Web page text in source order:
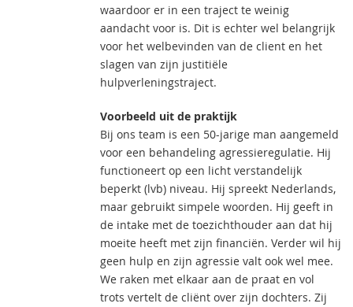
waardoor er in een traject te weinig
aandacht voor is. Dit is echter wel belangrijk
voor het welbevinden van de client en het
slagen van zijn justitiële
hulpverleningstraject.
Voorbeeld uit de praktijk
Bij ons team is een 50-jarige man aangemeld
voor een behandeling agressieregulatie. Hij
functioneert op een licht verstandelijk
beperkt (lvb) niveau. Hij spreekt Nederlands,
maar gebruikt simpele woorden. Hij geeft in
de intake met de toezichthouder aan dat hij
moeite heeft met zijn financiën. Verder wil hij
geen hulp en zijn agressie valt ook wel mee.
We raken met elkaar aan de praat en vol
trots vertelt de cliënt over zijn dochters. Zij